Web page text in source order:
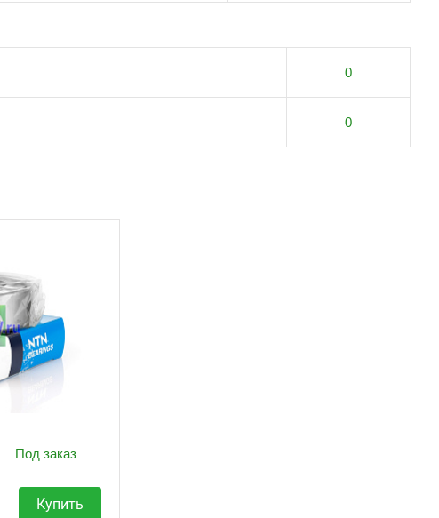
0
0
Под заказ
Купить